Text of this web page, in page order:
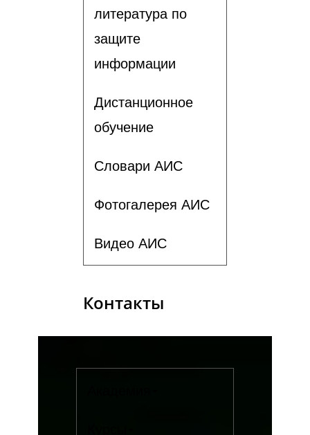
литература по
защите
информации
Дистанционное
обучение
Словари АИС
Фотогалерея АИС
Видео АИС
Контакты